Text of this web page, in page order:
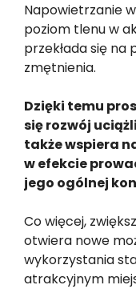
Napowietrzanie
poziom tlenu w
przekłada się na
zmętnienia.
Dzięki temu
się rozwój
także wspiera
w efekcie
jego ogólnej
Co więcej,
otwiera nowe
wykorzystania
atrakcyjnym